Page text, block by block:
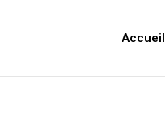
Accueil